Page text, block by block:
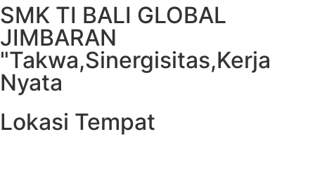
SMK TI BALI GLOBAL
JIMBARAN
"Takwa,Sinergisitas,Kerja
Nyata
Lokasi Tempat